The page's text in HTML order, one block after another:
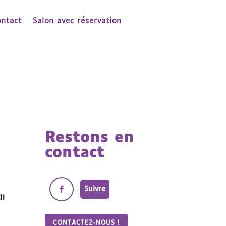
Salon avec réservation
Restons en
contact
Suivre
CONTACTEZ-NOUS !